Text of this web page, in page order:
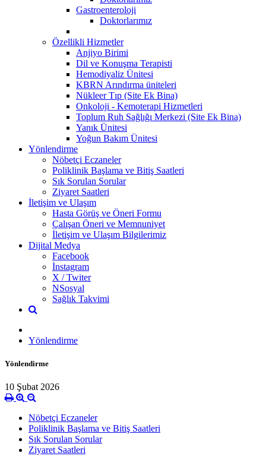
Gastroenteroloji
Doktorlarımız
Özellikli Hizmetler
Anjiyo Birimi
Dil ve Konuşma Terapisti
Hemodiyaliz Ünitesi
KBRN Arındırma üniteleri
Nükleer Tıp (Site Ek Bina)
Onkoloji - Kemoterapi Hizmetleri
Toplum Ruh Sağlığı Merkezi (Site Ek Bina)
Yanık Ünitesi
Yoğun Bakım Ünitesi
Yönlendirme
Nöbetçi Eczaneler
Poliklinik Başlama ve Bitiş Saatleri
Sık Sorulan Sorular
Ziyaret Saatleri
İletişim ve Ulaşım
Hasta Görüş ve Öneri Formu
Çalışan Öneri ve Memnuniyet
İletişim ve Ulaşım Bilgilerimiz
Dijital Medya
Facebook
İnstagram
X / Twiter
NSosyal
Sağlık Takvimi
Yönlendirme
Yönlendirme
10 Şubat 2026
Nöbetçi Eczaneler
Poliklinik Başlama ve Bitiş Saatleri
Sık Sorulan Sorular
Ziyaret Saatleri